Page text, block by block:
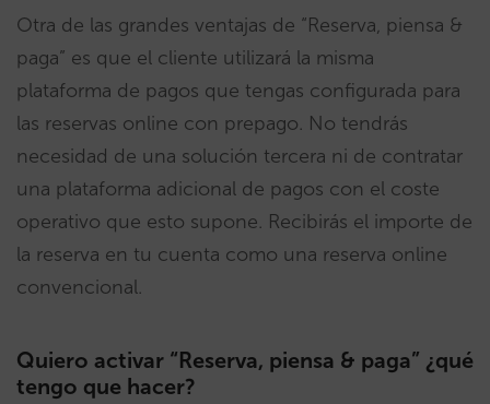
Otra de las grandes ventajas de “Reserva, piensa &
paga” es que el cliente utilizará la misma
plataforma de pagos que tengas configurada para
las reservas online con prepago. No tendrás
necesidad de una solución tercera ni de contratar
una plataforma adicional de pagos con el coste
operativo que esto supone. Recibirás el importe de
la reserva en tu cuenta como una reserva online
convencional.
Quiero activar “Reserva, piensa & paga” ¿qué
tengo que hacer?